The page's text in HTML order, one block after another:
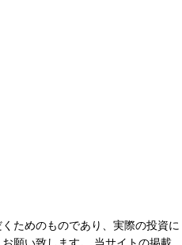
ためのものであり、実際の投資に